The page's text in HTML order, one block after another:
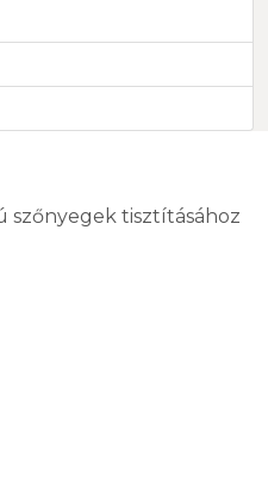
szőnyegek tisztításához